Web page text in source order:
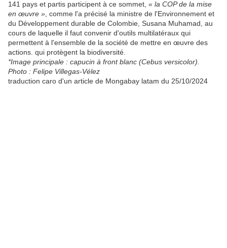
141 pays et partis participent à ce sommet, « la COP de la mise
en œuvre » , comme l'a précisé la ministre de l'Environnement et
du Développement durable de Colombie, Susana Muhamad, au
cours de laquelle il faut convenir d'outils multilatéraux qui
permettent à l'ensemble de la société de mettre en œuvre des
actions. qui protègent la biodiversité.
*Image principale : capucin à front blanc (Cebus versicolor).
Photo : Felipe Villegas-Vélez
traduction caro d'un article de Mongabay latam du 25/10/2024